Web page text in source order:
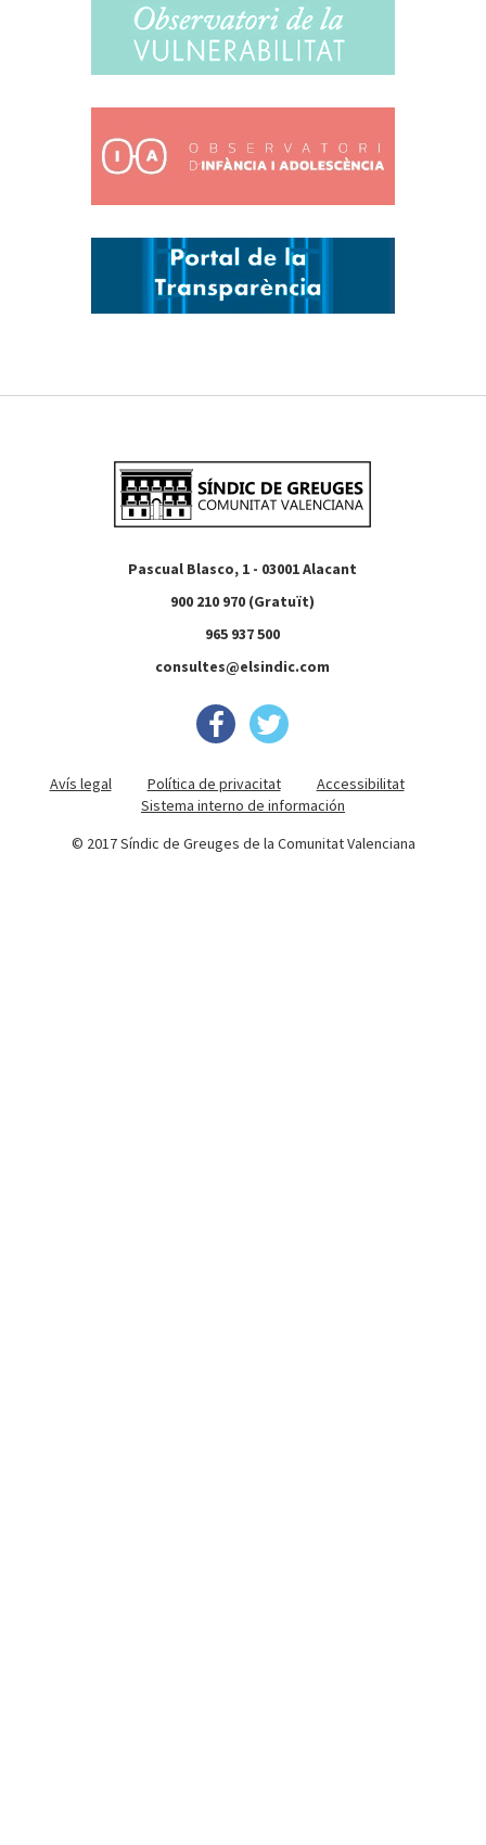
Pascual Blasco, 1 - 03001 Alacant
900 210 970 (Gratuït)
965 937 500
consultes@elsindic.com
Avís legal Política de privacitat
Accessibilitat
Sistema interno de información
© 2017 Síndic de Greuges de la Comunitat Valenciana